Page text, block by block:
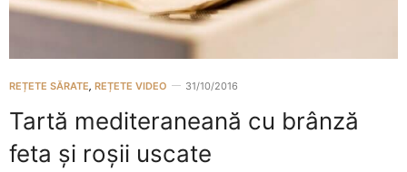
REȚETE SĂRATE, REȚETE VIDEO 31/10/2016
Tartă mediteraneană cu brânză
feta și roșii uscate